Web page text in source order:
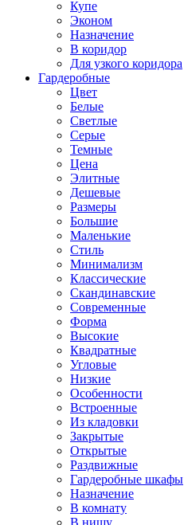
Купе
Эконом
Назначение
В коридор
Для узкого коридора
Гардеробные
Цвет
Белые
Светлые
Серые
Темные
Цена
Элитные
Дешевые
Размеры
Большие
Маленькие
Стиль
Минимализм
Классические
Скандинавские
Современные
Форма
Высокие
Квадратные
Угловые
Низкие
Особенности
Встроенные
Из кладовки
Закрытые
Открытые
Раздвижные
Гардеробные шкафы
Назначение
В комнату
В нишу